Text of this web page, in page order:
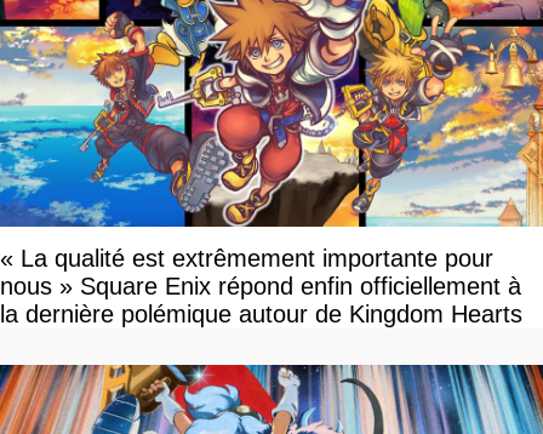
« La qualité est extrêmement importante pour
nous » Square Enix répond enfin officiellement à
la dernière polémique autour de Kingdom Hearts